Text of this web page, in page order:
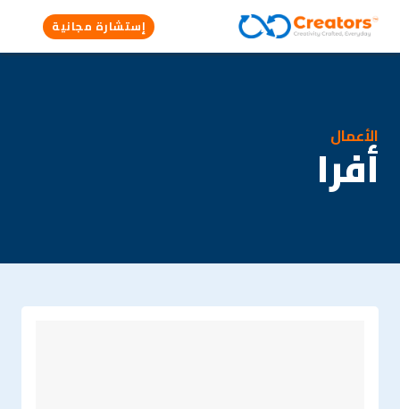
إستشارة مجانية
الأعمال
أفرا